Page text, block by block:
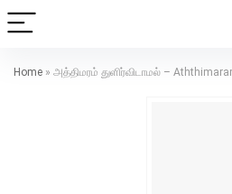
Home » அத்திமரம் துளிர்விடாமல் –